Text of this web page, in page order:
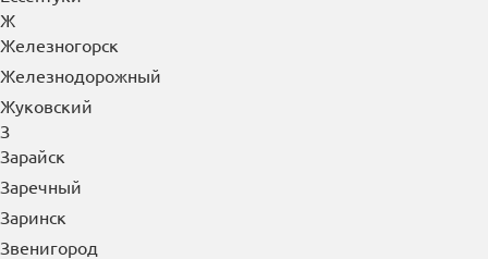
Ж
Железногорск
Железнодорожный
Жуковский
З
Зарайск
Заречный
Заринск
Звенигород